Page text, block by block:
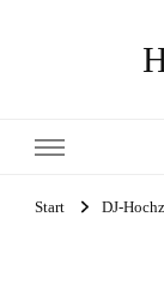
Start DJ-